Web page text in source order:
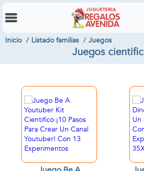
Inicio Listado familias Juegos
Juegos